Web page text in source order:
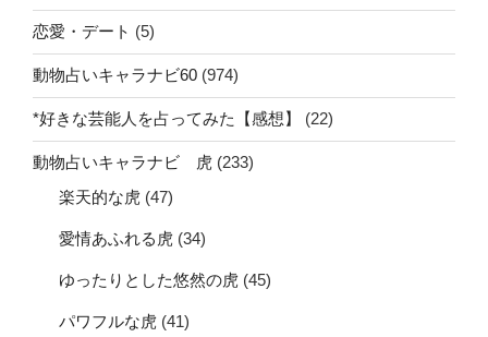
恋愛・デート (5)
動物占いキャラナビ60 (974)
*好きな芸能人を占ってみた【感想】 (22)
動物占いキャラナビ 虎 (233)
楽天的な虎 (47)
愛情あふれる虎 (34)
ゆったりとした悠然の虎 (45)
パワフルな虎 (41)